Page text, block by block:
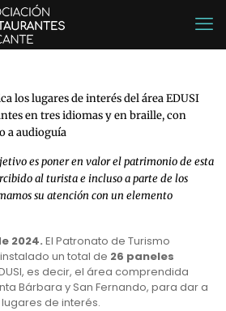
los lugares de interés del área EDUSI
en tres idiomas y en braille, con
a audioguía
es poner en valor el patrimonio de esta
al turista e incluso a parte de los
su atención con un elemento
2024. El Patronato de Turismo
un total de 26 paneles
es decir, el área comprendida
Bárbara y San Fernando, para dar a
de interés.